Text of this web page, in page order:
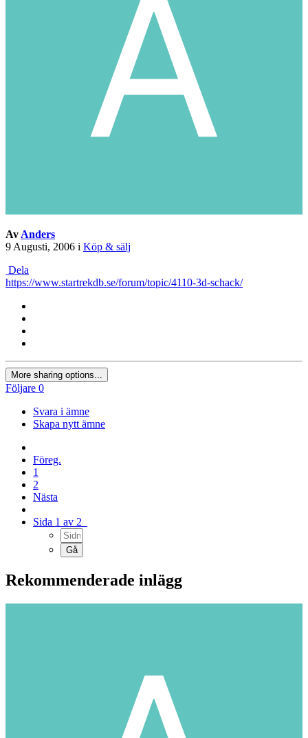
AvAnders
9 Augusti, 2006 i Köp & sälj
Dela
https://www.startrekdb.se/forum/topic/4110-3d-schack/
More sharing options...
Följare 0
Svara i ämne
Skapa nytt ämne
Föreg.
1
2
Nästa
Sida 1 av 2
Rekommenderade inlägg